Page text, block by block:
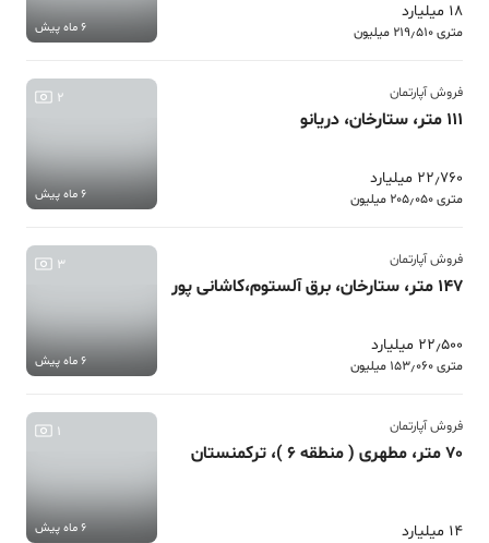
18 میلیارد
متری 219٫510 میلیون 6 ماه پیش
فروش آپارتمان
111 متر، ستارخان، دریانو
22٫760 میلیارد
متری 205٫050 میلیون
2
6 ماه پیش
فروش آپارتمان
147 متر، ستارخان، برق آلستوم،کاشانی پور
22٫500 میلیارد
متری 153٫060 میلیون
3
6 ماه پیش
فروش آپارتمان
70 متر، مطهری ( منطقه 6 )، ترکمنستان
14 میلیارد
1
6 ماه پیش